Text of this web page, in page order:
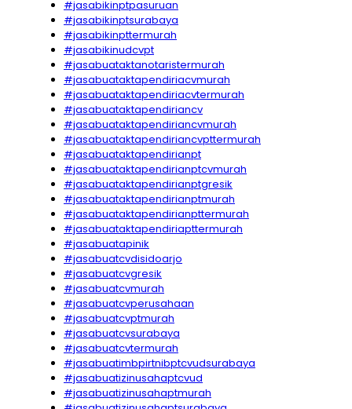
#jasabikinptpasuruan
#jasabikinptsurabaya
#jasabikinpttermurah
#jasabikinudcvpt
#jasabuataktanotaristermurah
#jasabuataktapendiriacvmurah
#jasabuataktapendiriacvtermurah
#jasabuataktapendiriancv
#jasabuataktapendiriancvmurah
#jasabuataktapendiriancvpttermurah
#jasabuataktapendirianpt
#jasabuataktapendirianptcvmurah
#jasabuataktapendirianptgresik
#jasabuataktapendirianptmurah
#jasabuataktapendirianpttermurah
#jasabuataktapendiriapttermurah
#jasabuatapinik
#jasabuatcvdisidoarjo
#jasabuatcvgresik
#jasabuatcvmurah
#jasabuatcvperusahaan
#jasabuatcvptmurah
#jasabuatcvsurabaya
#jasabuatcvtermurah
#jasabuatimbpirtnibptcvudsurabaya
#jasabuatizinusahaptcvud
#jasabuatizinusahaptmurah